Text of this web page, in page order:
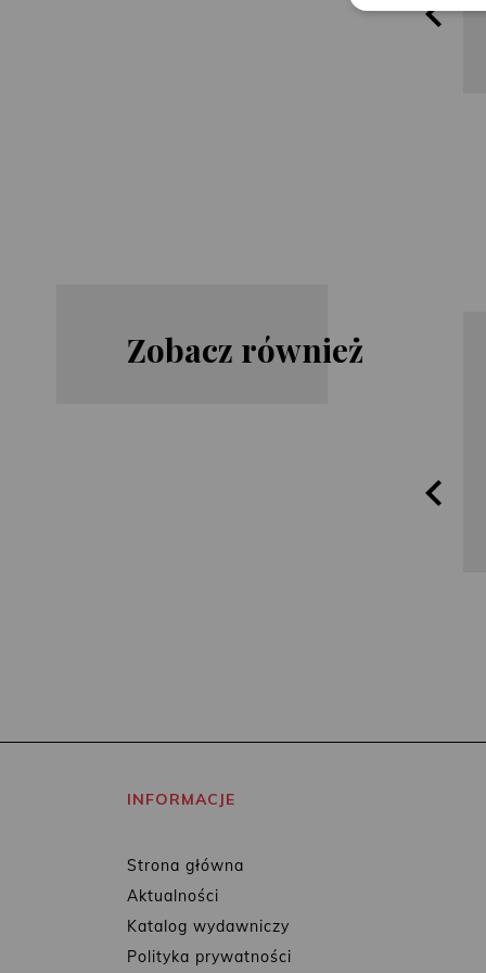
Zobacz również
James
Lisa
INFORMACJE
Strona główna
Aktualności
Katalog wydawniczy
Polityka prywatności